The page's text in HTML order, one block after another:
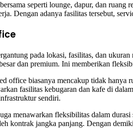
seperti lounge, dapur, dan
Dengan adanya fasilitas tersebut,
pada lokasi, fasilitas, dan
dan premium. Ini memberikan
office biasanya mencakup tidak hanya
fasilitas kebugaran dan kafe di
sendiri.
menawarkan fleksibilitas dalam
kontrak jangka panjang. Dengan